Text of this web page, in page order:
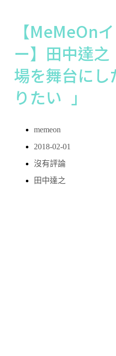
【MeMeOn
ー】田中達
場を舞台にし
りたい 」
memeon
2018-02-01
沒有評論
田中達之